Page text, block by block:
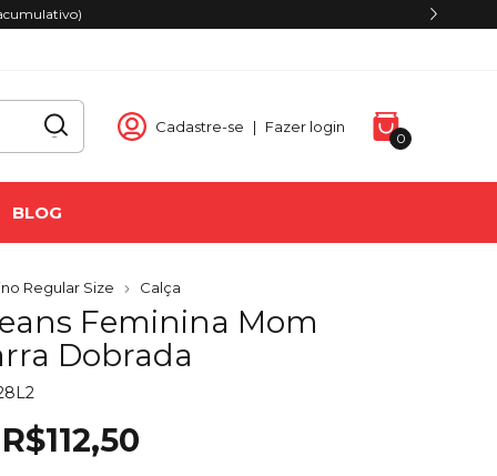
499,00
Cadastre-se | Fazer login
0
BLOG
Regular Size Calça
Feminina Mom
Dobrada
R$112,50